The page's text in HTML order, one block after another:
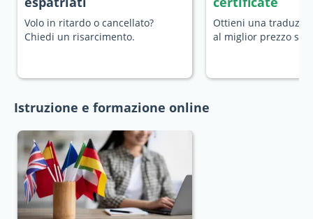
Volo in ritardo o cancellato?
Chiedi un risarcimento.
Ottieni una
al miglior prezzo sul
Istruzione e formazione online